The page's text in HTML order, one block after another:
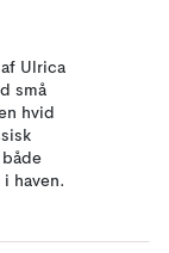
Ulrica
små
hvid
i haven.